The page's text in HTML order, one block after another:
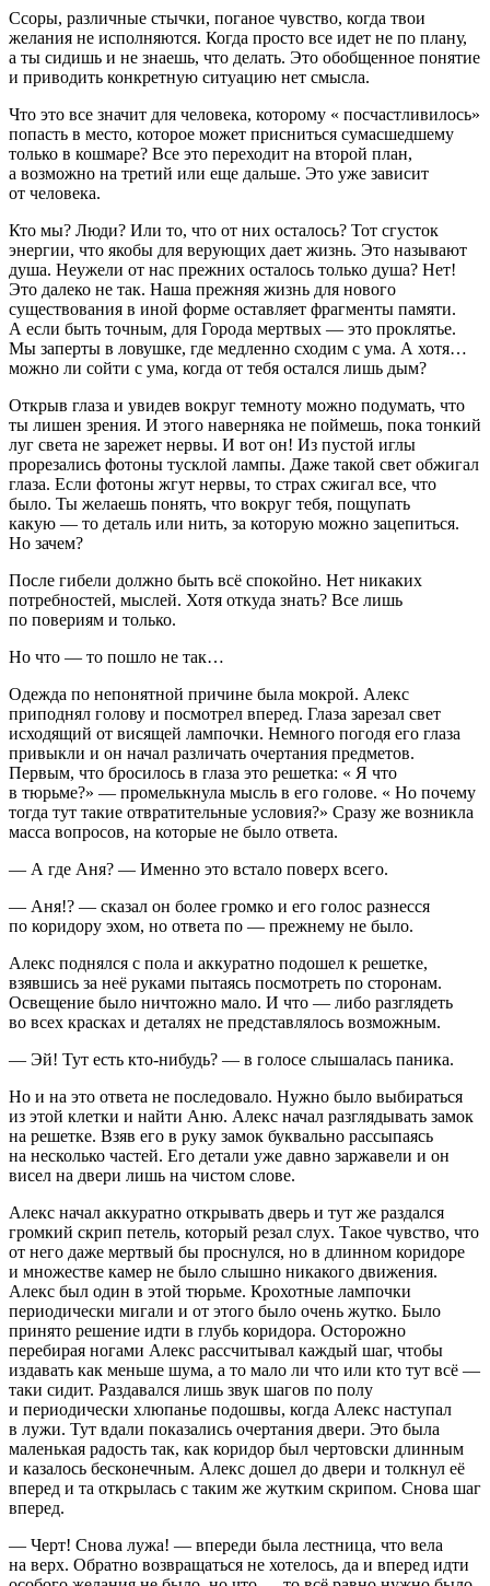
Ссоры, различные стычки, поганое чувство, когда твои
желания не исполняются. Когда просто все идет не по плану,
а ты сидишь и не знаешь, что делать. Это обобщенное понятие
и приводить конкретную ситуацию нет смысла.
Что это все значит для человека, которому « посчастливилось»
попасть в место, которое может присниться сумасшедшему
только в кошмаре? Все это переходит на второй план,
а возможно на третий или еще дальше. Это уже зависит
от человека.
Кто мы? Люди? Или то, что от них осталось? Тот сгусток
энергии, что якобы для верующих дает жизнь. Это называют
душа. Неужели от нас прежних осталось только душа? Нет!
Это далеко не так. Наша прежняя жизнь для нового
существования в иной форме оставляет фрагменты памяти.
А если быть точным, для Города мертвых — это проклятье.
Мы заперты в ловушке, где медленно сходим с ума. А хотя…
можно ли сойти с ума, когда от тебя остался лишь дым?
Открыв глаза и увидев вокруг темноту можно подумать, что
ты лишен зрения. И этого наверняка не поймешь, пока тонкий
луг света не зарежет нервы. И вот он! Из пустой иглы
прорезались фотоны тусклой лампы. Даже такой свет обжигал
глаза. Если фотоны жгут нервы, то страх сжигал все, что
было. Ты желаешь понять, что вокруг тебя, пощупать
какую — то деталь или нить, за которую можно зацепиться.
Но зачем?
После гибели должно быть всё спокойно. Нет никаких
потребностей, мыслей. Хотя откуда знать? Все лишь
по повериям и только.
Но что — то пошло не так…
Одежда по непонятной причине была мокрой. Алекс
приподнял голову и посмотрел вперед. Глаза зарезал свет
исходящий от висящей лампочки. Немного погодя его глаза
привыкли и он начал различать очертания предметов.
Первым, что бросилось в глаза это решетка: « Я что
в тюрьме?» — промелькнула мысль в его голове. « Но почему
тогда тут такие отвратительные условия?» Сразу же возникла
масса вопросов, на которые не было ответа.
— А где Аня? — Именно это встало поверх всего.
— Аня!? — сказал он более громко и его голос разнесся
по коридору эхом, но ответа по — прежнему не было.
Алекс поднялся с пола и аккуратно подошел к решетке,
взявшись за неё руками пытаясь посмотреть по сторонам.
Освещение было ничтожно мало. И что — либо разглядеть
во всех красках и деталях не представлялось возможным.
— Эй! Тут есть кто-нибудь? — в голосе слышалась паника.
Но и на это ответа не последовало. Нужно было выбираться
из этой клетки и найти Аню. Алекс начал разглядывать замок
на решетке. Взяв его в руку замок буквально рассыпаясь
на несколько частей. Его детали уже давно заржавели и он
висел на двери лишь на чистом слове.
Алекс начал аккуратно открывать дверь и тут же раздался
громкий скрип петель, который резал слух. Такое чувство, что
от него даже мертвый бы проснулся, но в длинном коридоре
и множестве камер не было слышно никакого движения.
Алекс был один в этой тюрьме. Крохотные лампочки
периодически мигали и от этого было очень жутко. Было
принято решение идти в глубь коридора. Осторожно
перебирая ногами Алекс рассчитывал каждый шаг, чтобы
издавать как меньше шума, а то мало ли что или кто тут всё —
таки сидит. Раздавался лишь звук шагов по полу
и периодически хлюпанье подошвы, когда Алекс наступал
в лужи. Тут вдали показались очертания двери. Это была
маленькая радость так, как коридор был чертовски длинным
и казалось бесконечным. Алекс дошел до двери и толкнул её
вперед и та открылась с таким же жутким скрипом. Снова шаг
вперед.
— Черт! Снова лужа! — впереди была лестница, что вела
на верх. Обратно возвращаться не хотелось, да и вперед идти